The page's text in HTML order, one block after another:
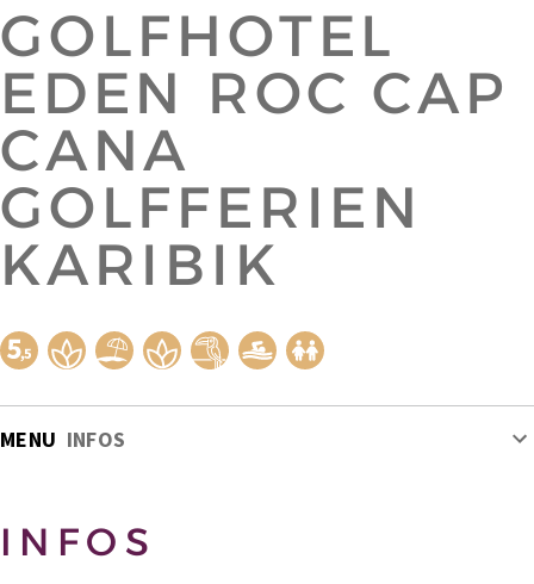
GOLFHOTEL
EDEN ROC CAP
CANA
GOLFFERIEN
KARIBIK
MENU INFOS
INFOS